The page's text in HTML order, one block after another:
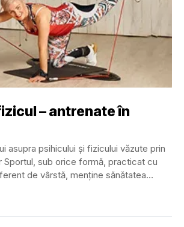
– antrenate în
asupra psihicului și fizicului văzute prin
Sportul, sub orice formă, practicat cu
de vârstă, menține sănătatea